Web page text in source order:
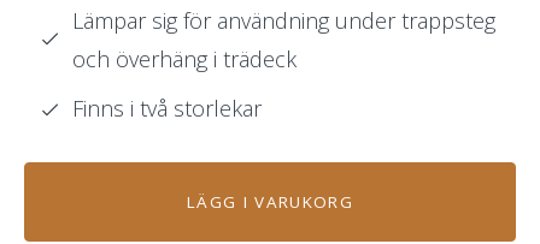
Lämpar sig för användning under trappsteg
och överhäng i trädeck
Finns i två storlekar
LÄGG I VARUKORG